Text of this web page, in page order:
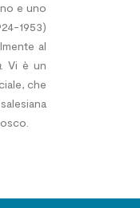
e uno
1953)
al
. Vi è un
che